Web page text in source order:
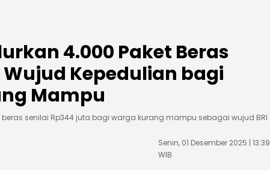
4.000 Paket Beras
Wujud Kepedulian bagi
Mampu
beras senilai Rp344 juta bagi warga kurang mampu sebagai wujud BRI
Senin, 01 Desember 2025 | 13:39
WIB